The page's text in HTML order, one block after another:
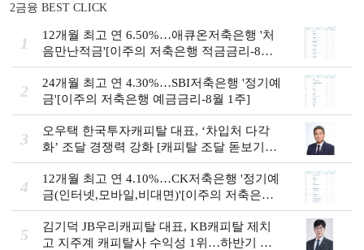
2금융 BEST CLICK
1
12개월 최고 연 6.50%…애큐온저축은행 '처
음만난적금'[이주의 저축은행 적금금리-8월
1주]
2
24개월 최고 연 4.30%…SBI저축은행 '정기예
금'[이주의 저축은행 예금금리-8월 1주]
3
오우택 한국투자캐피탈 대표, ‘차입처 다각
화ʼ 조달 경쟁력 강화 [캐피탈 조달 돋보기
(12)]
4
12개월 최고 연 4.10%…CK저축은행 '정기예
금(인터넷,모바일,비대면)'[이주의 저축은행
예금금리-8월 1주]
5
김기덕 JB우리캐피탈 대표, KB캐피탈 제치
고 지주계 캐피탈사 수익성 1위…하반기 외